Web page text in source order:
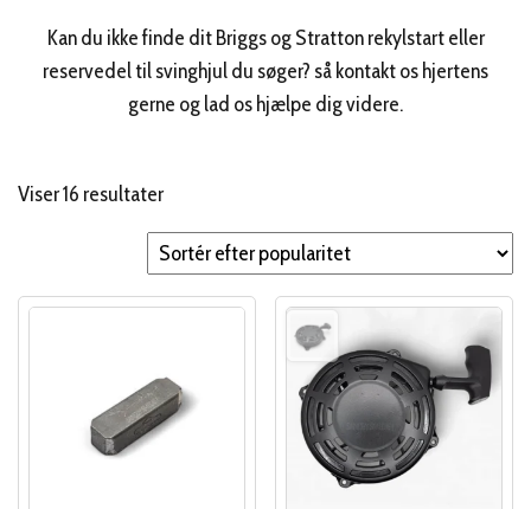
Kan du ikke finde dit Briggs og Stratton rekylstart eller
reservedel til svinghjul du søger? så kontakt os hjertens
gerne og lad os hjælpe dig videre.
Viser 16 resultaterSorteret
efter
popularitet